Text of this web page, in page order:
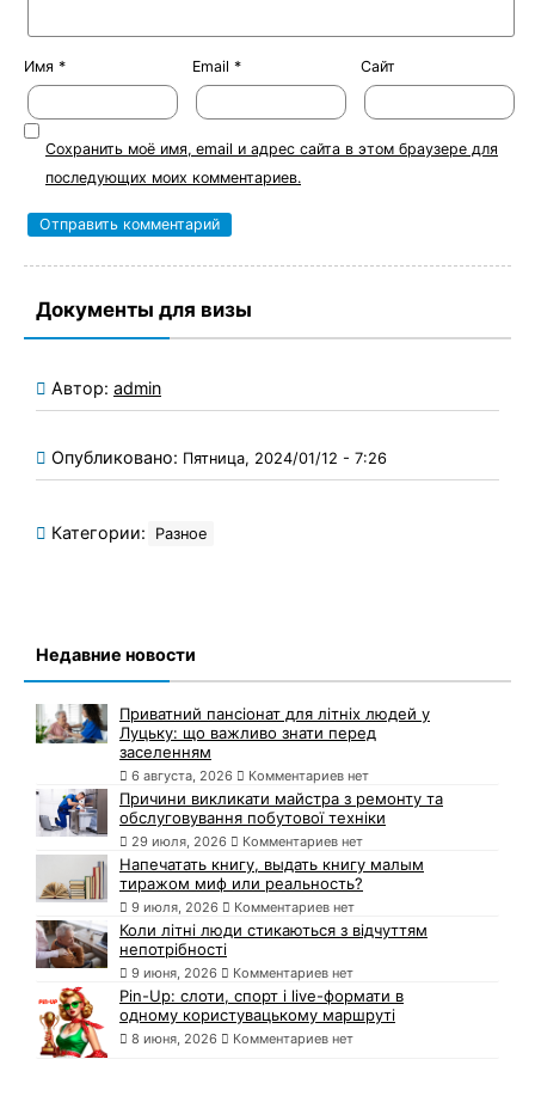
Имя * Email * Сайт
Сохранить моё имя, email и адрес сайта в этом браузере для
последующих моих комментариев.
Документы для визы
Автор: admin
Опубликовано: Пятница, 2024/01/12 - 7:26
Категории: Разное
Недавние новости
Приватний пансіонат для літніх людей у
Луцьку: що важливо знати перед
заселенням
6 августа, 2026 Комментариев нет
Причини викликати майстра з ремонту та
обслуговування побутової техніки
29 июля, 2026 Комментариев нет
Напечатать книгу, выдать книгу малым
тиражом миф или реальность?
9 июля, 2026 Комментариев нет
Коли літні люди стикаються з відчуттям
непотрібності
9 июня, 2026 Комментариев нет
Pin-Up: слоти, спорт і live-формати в
одному користувацькому маршруті
8 июня, 2026 Комментариев нет